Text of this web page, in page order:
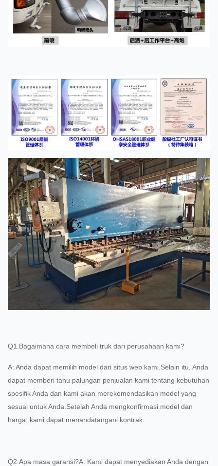
Q1.Bagaimana cara membeli truk dari perusahaan kami?
A: Anda dapat memilih model dari situs web kami.Selain itu, Anda
dapat memberi tahu palungan penjualan kami tentang kebutuhan
spesifik Anda dan kami akan merekomendasikan model yang
sesuai untuk Anda.Setelah Anda mengkonfirmasi model dan
harga, kami dapat menandatangani kontrak.
Q2.Apa masa garansi?A: Kami dapat menyediakan Anda dengan